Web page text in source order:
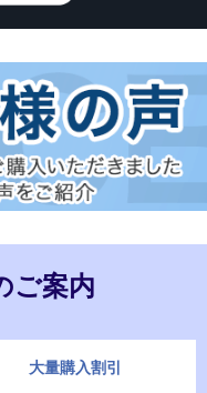
ご案内
大量購入割引